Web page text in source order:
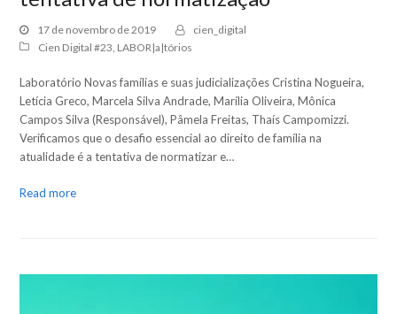
17 de novembro de 2019
cien_digital
Cien Digital #23 LABOR|a|tórios
Laboratório Novas famílias e suas judicializações Cristina Nogueira,
Letícia Greco, Marcela Silva Andrade, Marília Oliveira, Mônica
Campos Silva (Responsável), Pâmela Freitas, Thaís Campomizzi.
Verificamos que o desafio essencial ao direito de família na
atualidade é a tentativa de normatizar e…
Read more